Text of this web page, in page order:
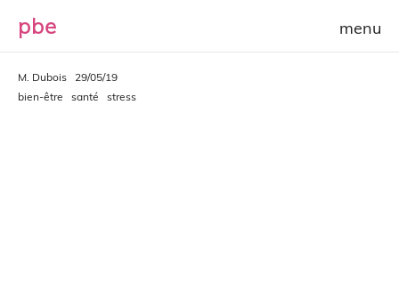
pbe
M. Dubois
29/05/19
bien-être
santé stress